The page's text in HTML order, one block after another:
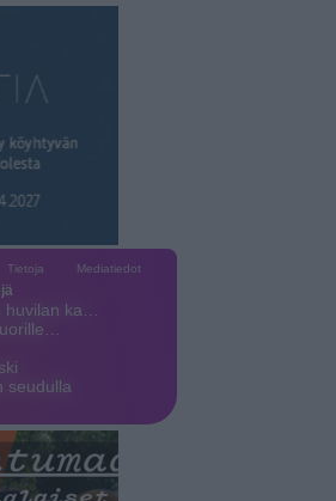
Tietoja Mediatiedot
huvilan ka…
seudulla